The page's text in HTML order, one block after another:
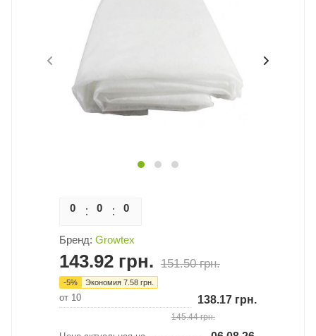
0 0 0
Бренд: Growtex
143.92 грн. 151.50грн.
-5% Экономия 7.58 грн.
от 10 138.17 грн.
145.44грн.